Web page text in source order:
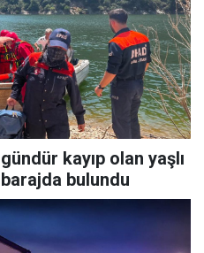
kayıp olan yaşlı
bulundu